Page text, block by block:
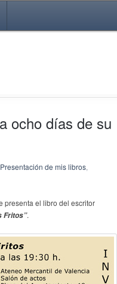
ocho días de su
Presentación de mis libros,
presenta el libro del escritor
Fritos”.